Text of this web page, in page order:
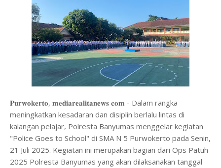
𝐏𝐮𝐫𝐰𝐨𝐤𝐞𝐫𝐭𝐨, 𝐦𝐞𝐝𝐢𝐚𝐫𝐞𝐚𝐥𝐢𝐭𝐚𝐧𝐞𝐰𝐬 𝐜𝐨𝐦 - Dalam rangka
meningkatkan kesadaran dan disiplin berlalu lintas di
kalangan pelajar, Polresta Banyumas menggelar kegiatan
"Police Goes to School" di SMA N 5 Purwokerto pada Senin,
21 Juli 2025. Kegiatan ini merupakan bagian dari Ops Patuh
2025 Polresta Banyumas yang akan dilaksanakan tanggal